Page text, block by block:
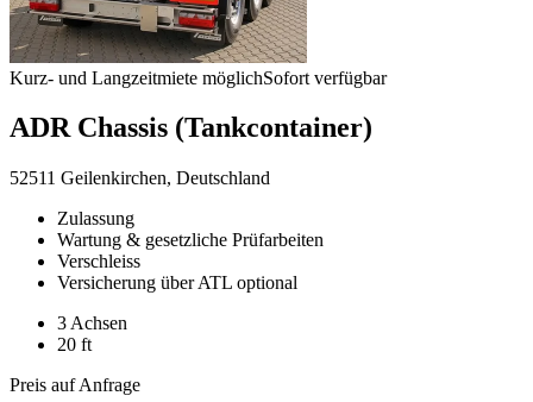
Kurz- und Langzeitmiete möglichSofort verfügbar
ADR Chassis (Tankcontainer)
52511 Geilenkirchen, Deutschland
Zulassung
Wartung & gesetzliche Prüfarbeiten
Verschleiss
Versicherung über ATL optional
3 Achsen
20 ft
Preis auf Anfrage